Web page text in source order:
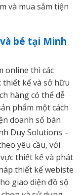
và mua sắm tiện
bé tại Minh
online thì các
kế và sở hữu
hàng có thể dễ
phẩm một cách
doanh số bán
Duy Solutions –
yêu cầu, với
thiết kế và phát
thiết kế webiste
giao diện đồ sộ